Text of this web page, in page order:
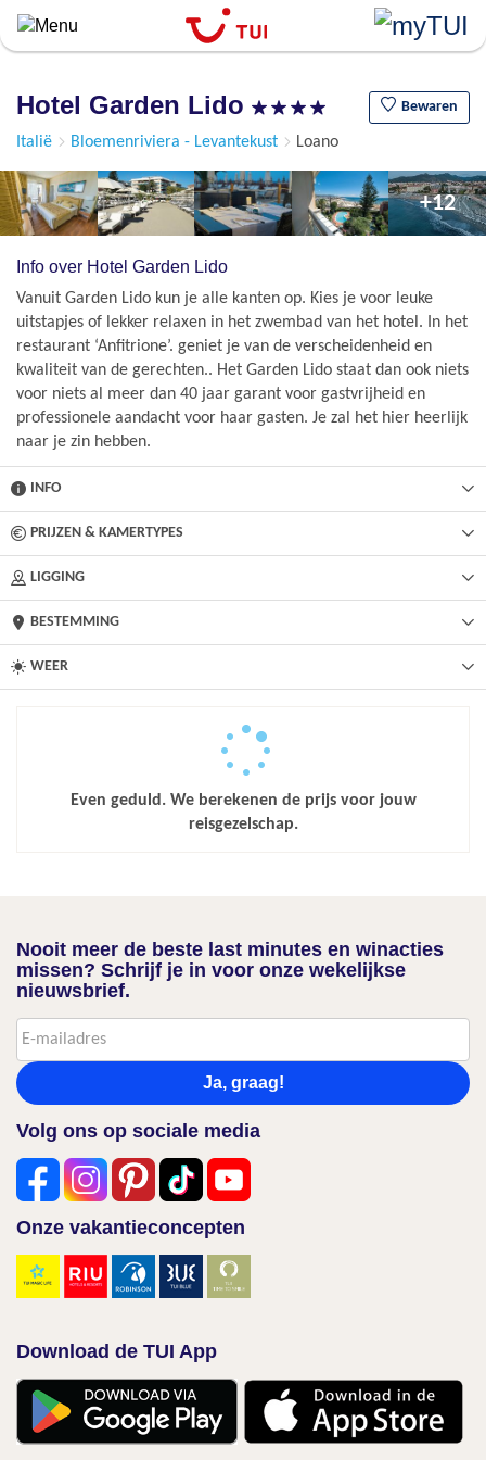
Overslaan
algemene
gaan
Hotel Garden Lido Bewaren
Italië Bloemenriviera - Levantekust Loano
+12
Info over Hotel Garden Lido
Vanuit Garden Lido kun je alle kanten op. Kies je voor leuke
uitstapjes of lekker relaxen in het zwembad van het hotel. In het
restaurant ‘Anfitrione’. geniet je van de verscheidenheid en
kwaliteit van de gerechten.. Het Garden Lido staat dan ook niets
voor niets al meer dan 40 jaar garant voor gastvrijheid en
professionele aandacht voor haar gasten. Je zal het hier heerlijk
naar je zin hebben.
INFO
PRIJZEN & KAMERTYPES
LIGGING
BESTEMMING
WEER
Even geduld. We berekenen de prijs voor jouw
reisgezelschap.
Nooit meer de beste last minutes en winacties
missen? Schrijf je in voor onze wekelijkse
nieuwsbrief.
Ja, graag!
Volg ons op sociale media
Onze vakantieconcepten
Download de TUI App